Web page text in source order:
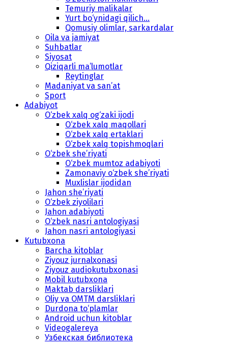
Temuriy malikalar
Yurt bo‘ynidagi qilich...
Qomusiy olimlar, sarkardalar
Oila va jamiyat
Suhbatlar
Siyosat
Qiziqarli ma’lumotlar
Reytinglar
Madaniyat va san’at
Sport
Adabiyot
O‘zbek xalq og‘zaki ijodi
O‘zbek xalq maqollari
O‘zbek xalq ertaklari
O‘zbek xalq topishmoqlari
O‘zbek she’riyati
O‘zbek mumtoz adabiyoti
Zamonaviy o‘zbek she’riyati
Muxlislar ijodidan
Jahon she’riyati
O‘zbek ziyolilari
Jahon adabiyoti
O‘zbek nasri antologiyasi
Jahon nasri antologiyasi
Kutubxona
Barcha kitoblar
Ziyouz jurnalxonasi
Ziyouz audiokutubxonasi
Mobil kutubxona
Maktab darsliklari
Oliy va OMTM darsliklari
Durdona to‘plamlar
Android uchun kitoblar
Videogalereya
Узбекская библиотека